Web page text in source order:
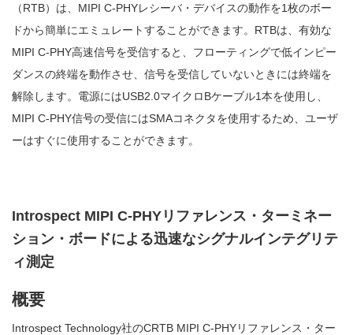
（RTB）は、MIPI C-PHYレシーバ・デバイスの動作を1枚のボー
ドから簡単にエミュレートすることができます。RTBは、有効な
MIPI C-PHY高速信号を受信すると、フローティングで低インピー
ダンスの終端を動作させ、信号を受信していないときには終端を
解除します。電源にはUSB2.0マイクロBケーブル1本を使用し、
MIPI C-PHY信号の受信にはSMAコネクタを使用するため、ユーザ
ーはすぐに使用することができます。
Introspect MIPI C-PHYリファレンス・ターミネー
ション・ボードによる迅速なシグナルインテグリテ
ィ測定
概要
Introspect Technology社のCRTB MIPI C-PHYリファレンス・ター